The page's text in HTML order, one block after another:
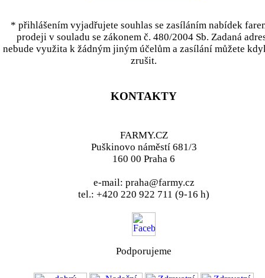
* přihlášením vyjadřujete souhlas se zasíláním nabídek
prodeji v souladu se zákonem č. 480/2004 Sb. Zadaná
nebude využita k žádným jiným účelům a zasílání můžete
zrušit.
KONTAKTY
FARMY.CZ
Puškinovo náměstí 681/3
160 00 Praha 6
e-mail: praha@farmy.cz
tel.: +420 220 922 711 (9-16 h)
Podporujeme